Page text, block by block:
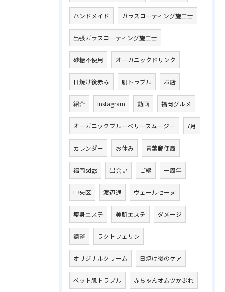
ハンドメイド ガラスコーティング施工士
出張ガラスコーティング施工士
砂糖不使用 オーガニックドリンク
日焼け後赤み 肌トラブル お店
紹介 Instagram 動画 福岡グルメ
オーガニックブルーベリースムージー 7月
カレンダー お休み 青葉郵便局
福岡sdgs 出会い ご縁 一周年
中央区 渡辺通 ヴェールセーヌ
痩身エステ 美肌エステ ダメージ
調整 ラクトフェリン
オリジナルクリーム 日焼け後のケア
ペット肌トラブル 赤ちゃんオムツかぶれ